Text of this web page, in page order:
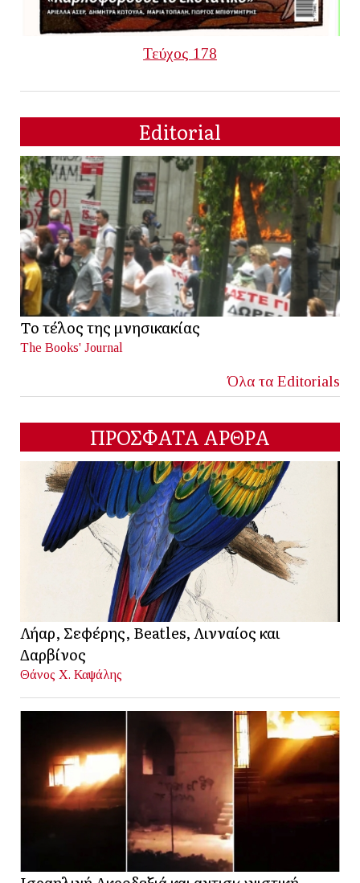
Τεύχος 178
Editorial
Το τέλος της μνησικακίας
The Books' Journal
Όλα τα Editorials
ΠΡΟΣΦΑΤΑ ΑΡΘΡΑ
Λήαρ, Σεφέρης, Beatles, Λινναίος και
Δαρβίνος
Θάνος Χ. Καψάλης